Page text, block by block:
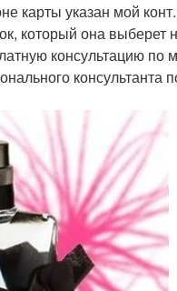
карты указан мой
который она выберет
консультацию по
консультанта